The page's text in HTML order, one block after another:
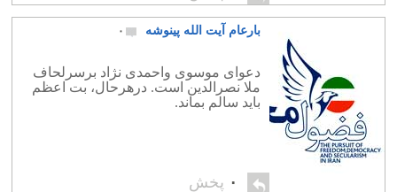
بارعام آیت الله پینوشه ۰
دعوای موسوی واحمدی نژاد برسرلحاف
ملا نصرالدین است. درهرحال، بت اعظم
باید سالم بماند.
۰ پخش